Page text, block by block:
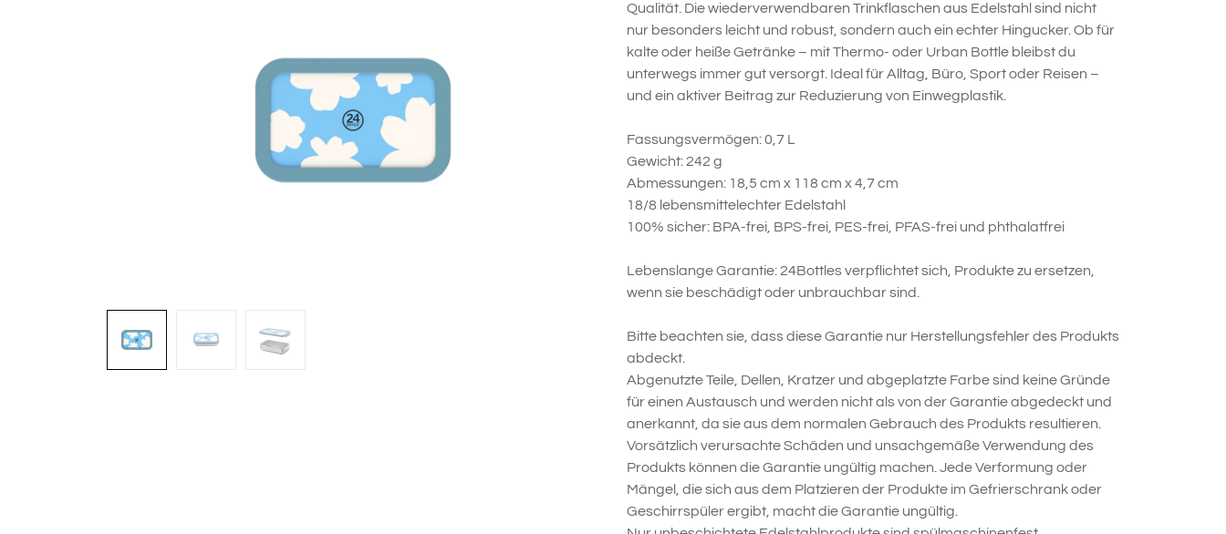
Qualität. Die wiederverwendbaren Trinkflaschen aus Edelstahl sind nicht
nur besonders leicht und robust, sondern auch ein echter Hingucker. Ob für
kalte oder heiße Getränke – mit Thermo- oder Urban Bottle bleibst du
unterwegs immer gut versorgt. Ideal für Alltag, Büro, Sport oder Reisen –
und ein aktiver Beitrag zur Reduzierung von Einwegplastik.
Fassungsvermögen: 0,7 L
Gewicht: 242 g
Abmessungen: 18,5 cm x 118 cm x 4,7 cm
18/8 lebensmittelechter Edelstahl
100% sicher: BPA-frei, BPS-frei, PES-frei, PFAS-frei und phthalatfrei
Lebenslange Garantie: 24Bottles verpflichtet sich, Produkte zu ersetzen,
wenn sie beschädigt oder unbrauchbar sind.
Bitte beachten sie, dass diese Garantie nur Herstellungsfehler des Produkts
abdeckt.
Abgenutzte Teile, Dellen, Kratzer und abgeplatzte Farbe sind keine Gründe
für einen Austausch und werden nicht als von der Garantie abgedeckt und
anerkannt, da sie aus dem normalen Gebrauch des Produkts resultieren.
Vorsätzlich verursachte Schäden und unsachgemäße Verwendung des
Produkts können die Garantie ungültig machen. Jede Verformung oder
Mängel, die sich aus dem Platzieren der Produkte im Gefrierschrank oder
Geschirrspüler ergibt, macht die Garantie ungültig.